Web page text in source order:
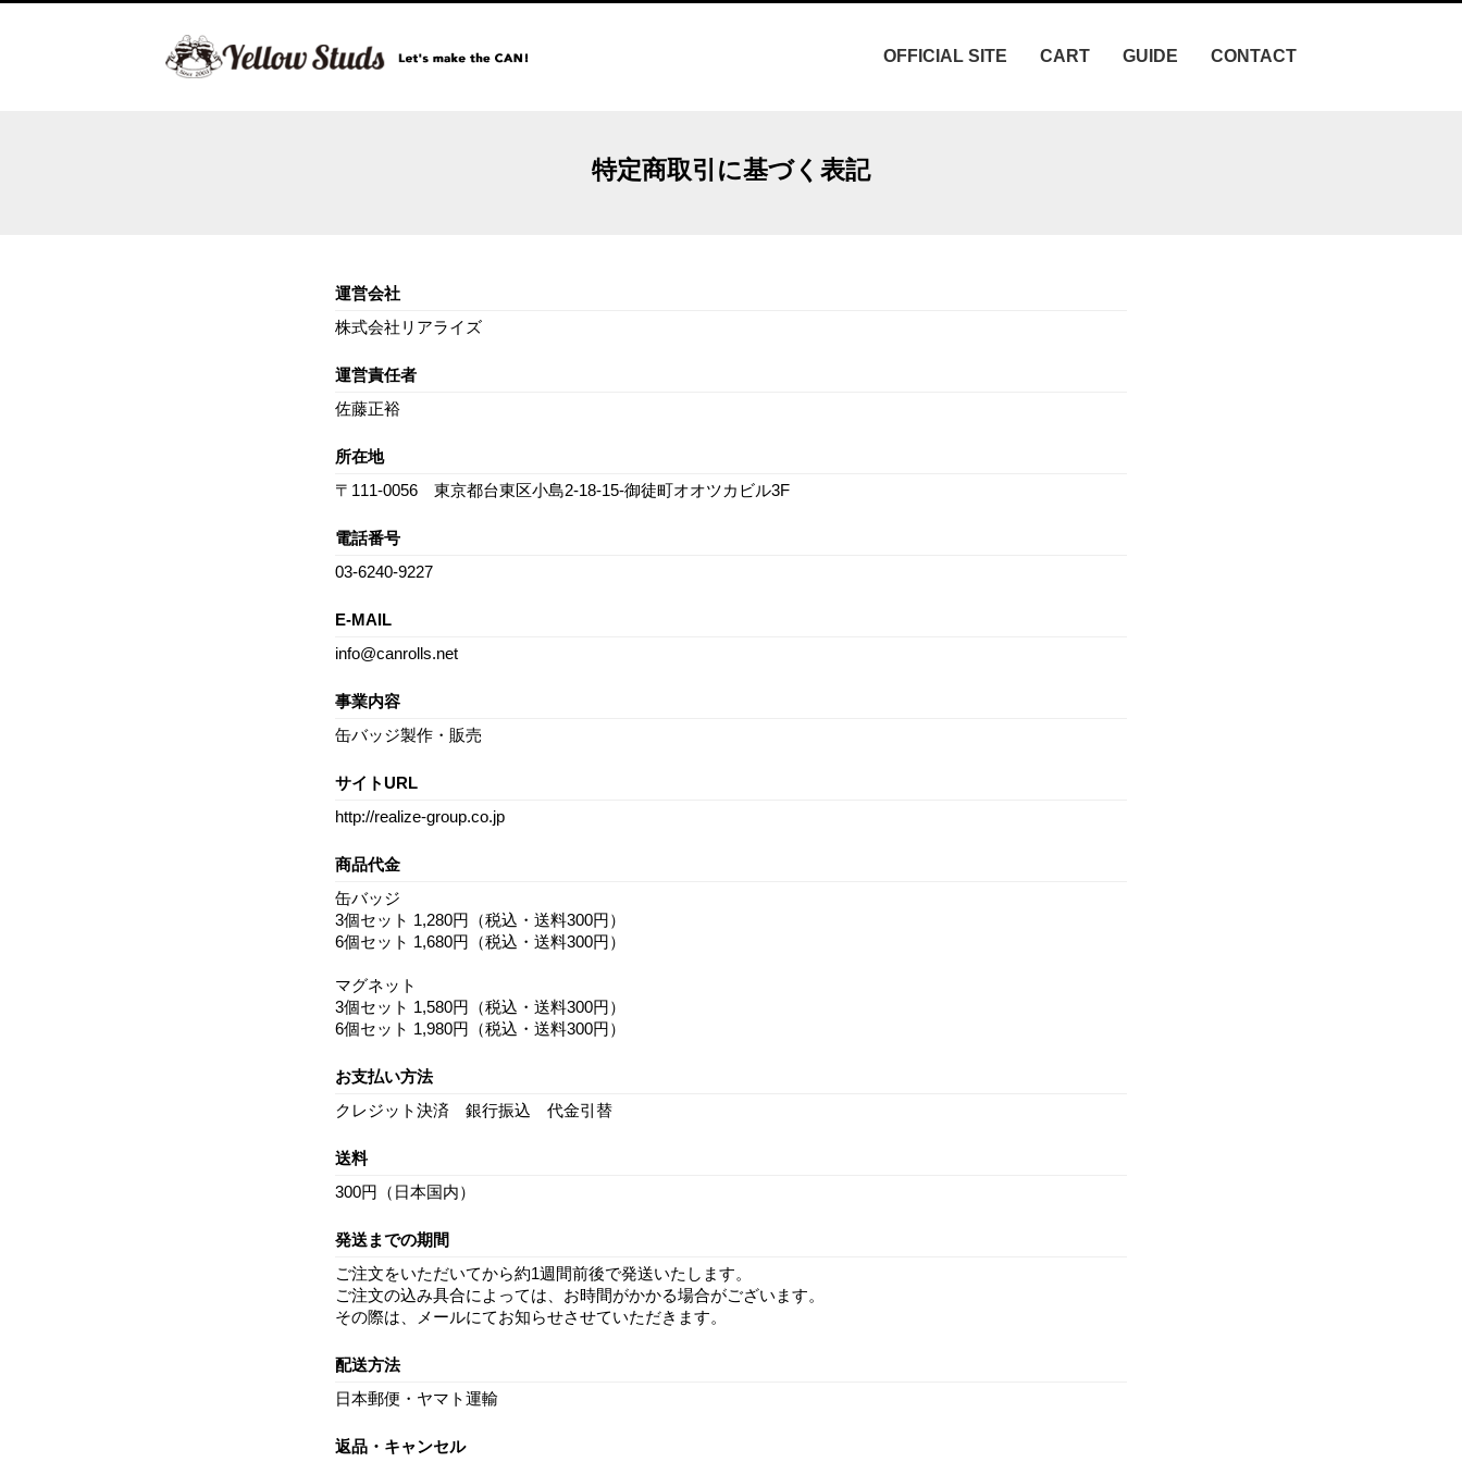
OFFICIAL SITE CART GUIDE CONTACT
特定商取引に基づく表記
運営会社
株式会社リアライズ
運営責任者
佐藤正裕
所在地
〒111-0056 東京都台東区小島2-18-15-御徒町オオツカビル3F
電話番号
03-6240-9227
E-MAIL
info@canrolls.net
事業内容
缶バッジ製作・販売
サイトURL
http://realize-group.co.jp
商品代金
缶バッジ
3個セット 1,280円（税込・送料300円）
6個セット 1,680円（税込・送料300円）
マグネット
3個セット 1,580円（税込・送料300円）
6個セット 1,980円（税込・送料300円）
お支払い方法
クレジット決済 銀行振込 代金引替
送料
300円（日本国内）
発送までの期間
ご注文をいただいてから約1週間前後で発送いたします。
ご注文の込み具合によっては、お時間がかかる場合がございます。
その際は、メールにてお知らせさせていただきます。
配送方法
日本郵便・ヤマト運輸
返品・キャンセル